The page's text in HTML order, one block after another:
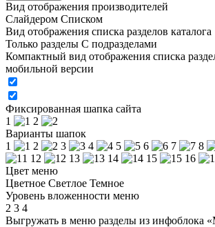
Вид отображения производителей
Слайдером Списком
Вид отображения списка разделов каталога
Только разделы С подразделами
Компактный вид отображения списка
мобильной версии
Фиксированная шапка сайта
1
2
Варианты шапок
1
2 3 4 5 6 7 8
12
13 14 15 16
Цвет меню
Цветное Светлое Темное
Уровень вложенности меню
2 3 4
Выгружать в меню разделы из инфоблока